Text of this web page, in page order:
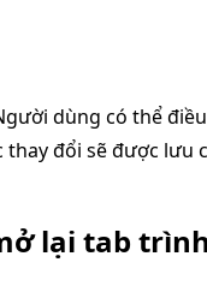
dùng có thể
thay đổi sẽ được lưu
lại tab